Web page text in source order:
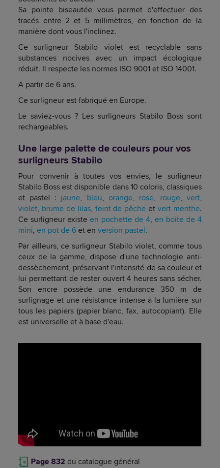
Sa pointe biseautée vous permet d'effectuer des
tracés entre 2 et 5 millimètres, en fonction de la
manière dont vous l'inclinez.
Ce surligneur Stabilo violet est recyclable sans
substances nocives avec un impact écologique
réduit. Il respecte les normes ISO 9001 et ISO 14001.
A partir de 6 ans.
Ce surligneur est fabriqué en Europe.
Le saviez-vous ? Les surligneurs Stabilo Boss sont
rechargeables.
Une large palette de couleurs pour vos
surligneurs Stabilo
Pour convenir à toutes vos envies, le surligneur
Stabilo Boss est disponible dans 10 coloris, classiques
et pastel : jaune, bleu, orange, rose, rouge, vert,
violet, brume de lilas, teint de pêche et vert menthe.
Ce surligneur existeen pochette de 4, en boite de 4
mini,en pot de 6 et enversion pastel.
Par ailleurs, ce surligneur Stabilo violet, comme tous
ceux de la gamme, dispose d'une technologie anti-
dessèchement, préservant l'intensité de sa couleur et
lui permettant de rester ouvert 4 heures sans sécher.
Son encre possède une endurance 350 m de
surlignage et une résistance intense à la lumière sur
tous les papiers (papier blanc, fax, autocopiant). Elle
est universelle et à base d'eau.
Page 832 du catalogue général